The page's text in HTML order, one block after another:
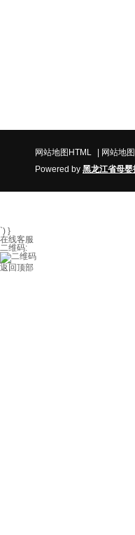
网站地图HTML
网站地
Powered by 黑龙江省母婴
`) }
在线客服
二维码:
返回顶部